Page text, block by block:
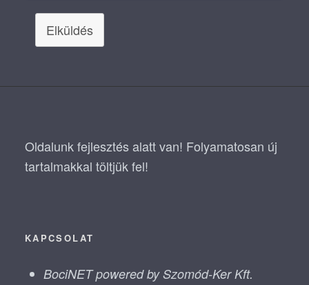
Elküldés
Oldalunk fejlesztés alatt van! Folyamatosan új
tartalmakkal töltjük fel!
KAPCSOLAT
BociNET powered by Szomód-Ker Kft.